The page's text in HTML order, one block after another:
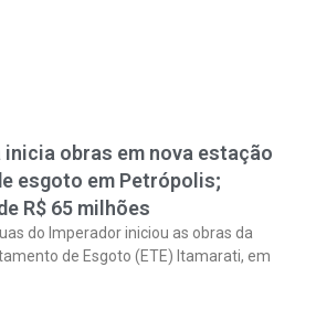
obras em nova estação
esgoto em Petrópolis;
R$ 65 milhões
do Imperador iniciou as obras da
de Esgoto (ETE) Itamarati, em